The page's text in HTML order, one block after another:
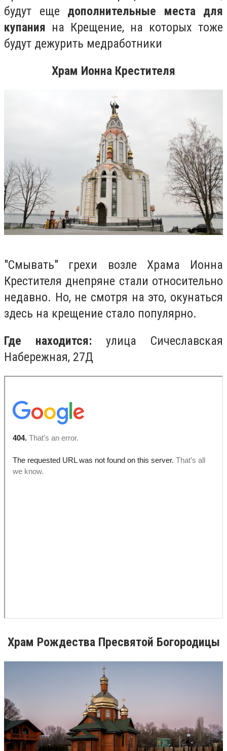
будут еще дополнительные места для
купания на Крещение, на которых тоже
будут дежурить медработники
Храм Ионна Крестителя
"Смывать" грехи возле Храма Ионна
Крестителя днепряне стали относительно
недавно. Но, не смотря на это, окунаться
здесь на крещение стало популярно.
Где находится:улица Сичеславская
Набережная, 27Д
Храм Рождества Пресвятой Богородицы